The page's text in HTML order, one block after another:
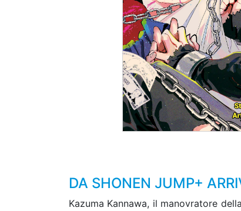
DA SHONEN JUMP+
Kazuma Kannawa, il manovratore